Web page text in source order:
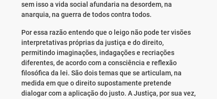
sem isso a vida social afundaria na desordem, na
anarquia, na guerra de todos contra todos.
Por essa razão entendo que o leigo não pode ter visões
interpretativas próprias da justiça e do direito,
permitindo imaginações, indagações e recriações
diferentes, de acordo com a consciência e reflexão
filosófica da lei. São dois temas que se articulam, na
medida em que o direito supostamente pretende
dialogar com a aplicação do justo. A Justiça, por sua vez,